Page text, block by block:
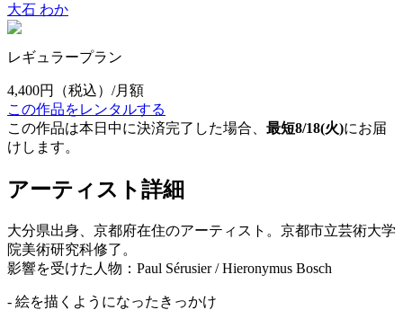
大石 わか
レギュラープラン
4,400円
（税込）/月額
この作品をレンタルする
この作品は本日中に決済完了した場合、 最短8/18(火)にお届
けします。
アーティスト詳細
大分県出身、京都府在住のアーティスト。京都市立芸術大学
院美術研究科修了。
影響を受けた人物：Paul Sérusier / Hieronymus Bosch
- 絵を描くようになったきっかけ